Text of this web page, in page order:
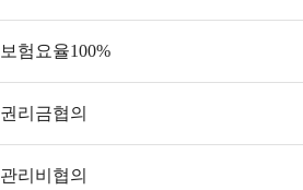
보험요율100%
권리금협의
관리비 협의